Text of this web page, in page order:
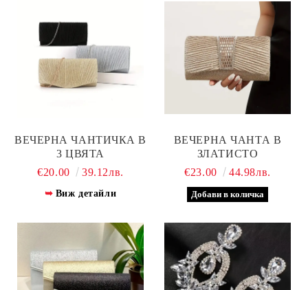
ВЕЧЕРНА ЧАНТИЧКА В
3 ЦВЯТА
€20.00
39.12лв.
Виж детайли
ВЕЧЕРНА ЧАНТА В
ЗЛАТИСТО
€23.00
44.98лв.